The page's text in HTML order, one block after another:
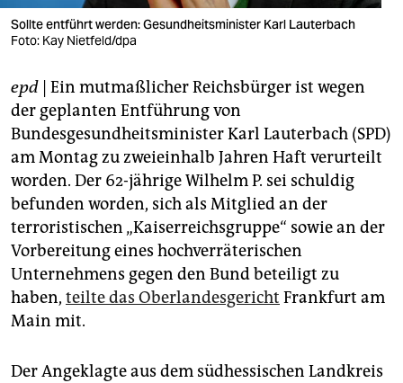
veranstaltungen
shop
fragen & hilfe
unterstützen
abo
genossenschaft
epaper login
Sollte entführt werden: Gesundheitsminister Karl Lauterbach
Foto: Kay Nietfeld/dpa
epd | Ein mutmaßlicher Reichsbürger ist wegen
der geplanten Entführung von
Bundesgesundheitsminister Karl Lauterbach (SPD)
am Montag zu zweieinhalb Jahren Haft verurteilt
worden. Der 62-jährige Wilhelm P. sei schuldig
befunden worden, sich als Mitglied an der
terroristischen „Kaiserreichsgruppe“ sowie an der
Vorbereitung eines hochverräterischen
Unternehmens gegen den Bund beteiligt zu
haben, teilte das Oberlandesgericht Frankfurt am
Main mit.
Der Angeklagte aus dem südhessischen Landkreis